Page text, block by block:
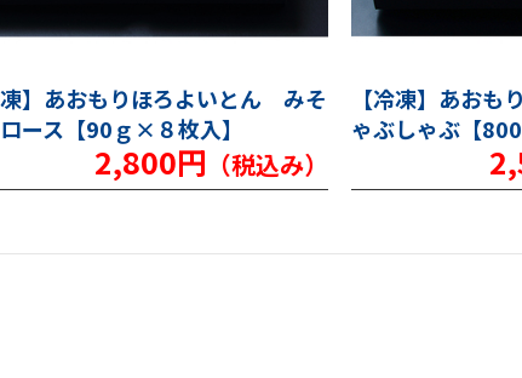
凍】あおもりほろよいとん みそ
ース【90ｇ×８枚入】
2,800円 （税込み）
【冷凍】あお
ゃぶしゃぶ【800